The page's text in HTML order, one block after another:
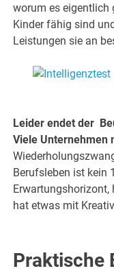
worum es eigentlich
Kinder fähig sind
Leistungen sie an
Leider endet der
Viele Unternehmen
Berufsleben ist kein
hat etwas mit
Praktische